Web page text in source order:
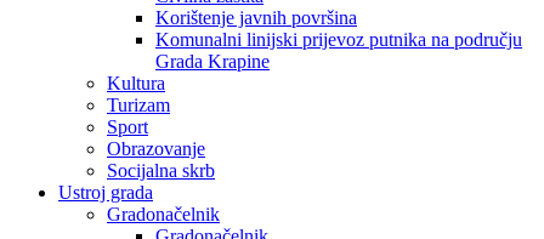
Korištenje javnih površina
Komunalni linijski prijevoz putnika na području
Grada Krapine
Kultura
Turizam
Sport
Obrazovanje
Socijalna skrb
Ustroj grada
Gradonačelnik